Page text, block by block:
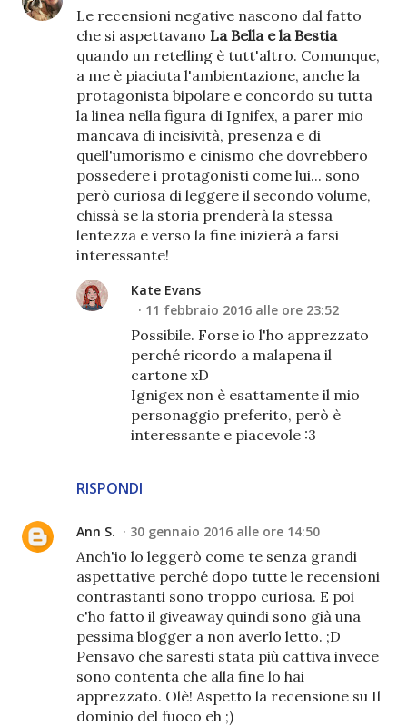
Le recensioni negative nascono dal fatto
che si aspettavano La Bella e la Bestia
quando un retelling è tutt'altro. Comunque,
a me è piaciuta l'ambientazione, anche la
protagonista bipolare e concordo su tutta
la linea nella figura di Ignifex, a parer mio
mancava di incisività, presenza e di
quell'umorismo e cinismo che dovrebbero
possedere i protagonisti come lui... sono
però curiosa di leggere il secondo volume,
chissà se la storia prenderà la stessa
lentezza e verso la fine inizierà a farsi
interessante!
RISPONDI
Kate Evans
11 febbraio 2016 alle ore 23:52
Possibile. Forse io l'ho apprezzato
perché ricordo a malapena il
cartone xD
Ignigex non è esattamente il mio
personaggio preferito, però è
interessante e piacevole :3
Ann S. 30 gennaio 2016 alle ore 14:50
Anch'io lo leggerò come te senza grandi
aspettative perché dopo tutte le recensioni
contrastanti sono troppo curiosa. E poi
c'ho fatto il giveaway quindi sono già una
pessima blogger a non averlo letto. ;D
Pensavo che saresti stata più cattiva invece
sono contenta che alla fine lo hai
apprezzato. Olè! Aspetto la recensione su Il
dominio del fuoco eh ;)